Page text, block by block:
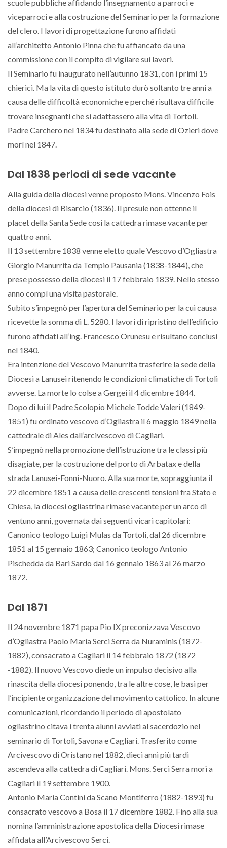
scuole pubbliche affidando l’insegnamento a parroci e
viceparroci e alla costruzione del Seminario per la formazione
del clero. I lavori di progettazione furono affidati
all’architetto Antonio Pinna che fu affiancato da una
commissione con il compito di vigilare sui lavori.
Il Seminario fu inaugurato nell’autunno 1831, con i primi 15
chierici. Ma la vita di questo istituto durò soltanto tre anni a
causa delle difficoltà economiche e perché risultava difficile
trovare insegnanti che si adattassero alla vita di Tortolì.
Padre Carchero nel 1834 fu destinato alla sede di Ozieri dove
morì nel 1847.
Dal 1838 periodi di sede vacante
Alla guida della diocesi venne proposto Mons. Vincenzo Fois
della diocesi di Bisarcio (1836). Il presule non ottenne il
placet della Santa Sede così la cattedra rimase vacante per
quattro anni.
Il 13 settembre 1838 venne eletto quale Vescovo d’Ogliastra
Giorgio Manurrita da Tempio Pausania (1838-1844), che
prese possesso della diocesi il 17 febbraio 1839. Nello stesso
anno compì una visita pastorale.
Subito s’impegnò per l’apertura del Seminario per la cui causa
ricevette la somma di L. 5280. I lavori di ripristino dell’edificio
furono affidati all’ing. Francesco Orunesu e risultano conclusi
nel 1840.
Era intenzione del Vescovo Manurrita trasferire la sede della
Diocesi a Lanusei ritenendo le condizioni climatiche di Tortolì
avverse. La morte lo colse a Gergei il 4 dicembre 1844.
Dopo di lui il Padre Scolopio Michele Todde Valeri (1849-
1851) fu ordinato vescovo d’Ogliastra il 6 maggio 1849 nella
cattedrale di Ales dall’arcivescovo di Cagliari.
S’impegnò nella promozione dell’istruzione tra le classi più
disagiate, per la costruzione del porto di Arbatax e della
strada Lanusei-Fonni-Nuoro. Alla sua morte, sopraggiunta il
22 dicembre 1851 a causa delle crescenti tensioni fra Stato e
Chiesa, la diocesi ogliastrina rimase vacante per un arco di
ventuno anni, governata dai seguenti vicari capitolari:
Canonico teologo Luigi Mulas da Tortoli, dal 26 dicembre
1851 al 15 gennaio 1863; Canonico teologo Antonio
Pischedda da Bari Sardo dal 16 gennaio 1863 al 26 marzo
1872.
Dal 1871
Il 24 novembre 1871 papa Pio IX preconizzava Vescovo
d’Ogliastra Paolo Maria Serci Serra da Nuraminis (1872-
1882), consacrato a Cagliari il 14 febbraio 1872 (1872
-1882). Il nuovo Vescovo diede un impulso decisivo alla
rinascita della diocesi ponendo, tra le altre cose, le basi per
l’incipiente organizzazione del movimento cattolico. In alcune
comunicazioni, ricordando il periodo di apostolato
ogliastrino citava i trenta alunni avviati al sacerdozio nel
seminario di Tortolì, Savona e Cagliari. Trasferito come
Arcivescovo di Oristano nel 1882, dieci anni più tardi
ascendeva alla cattedra di Cagliari. Mons. Serci Serra morì a
Cagliari il 19 settembre 1900.
Antonio Maria Contini da Scano Montiferro (1882-1893) fu
consacrato vescovo a Bosa il 17 dicembre 1882. Fino alla sua
nomina l’amministrazione apostolica della Diocesi rimase
affidata all’Arcivescovo Serci.